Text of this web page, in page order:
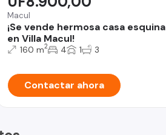
Macul
¡Se vende hermosa casa esquina
en Villa Macul!
160 m2 4 1 3
Contactar ahora